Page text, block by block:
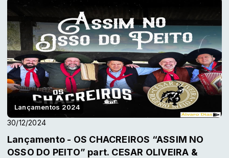
Lançamentos 2024
30/12/2024
Lançamento - OS CHACREIROS “ASSIM NO
OSSO DO PEITO” part. CESAR OLIVEIRA &